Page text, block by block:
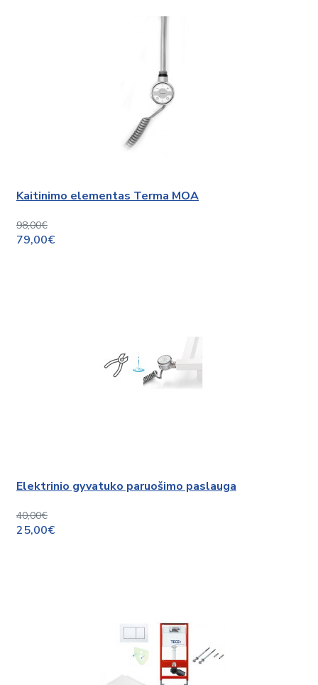
Kaitinimo elementas Terma MOA
98,00€
79,00€
Elektrinio gyvatuko paruošimo paslauga
40,00€
25,00€